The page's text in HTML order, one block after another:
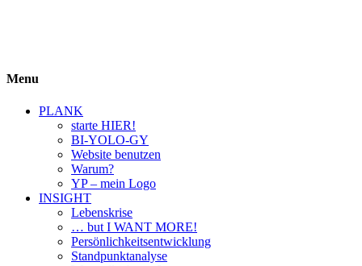
Menu
PLANK
starte HIER!
BI-YOLO-GY
Website benutzen
Warum?
YP – mein Logo
INSIGHT
Lebenskrise
… but I WANT MORE!
Persönlichkeitsentwicklung
Standpunktanalyse